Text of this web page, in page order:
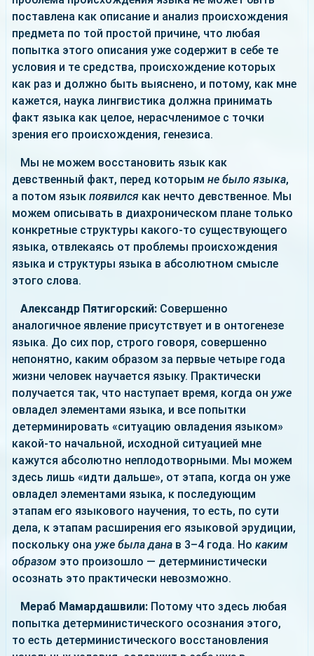
поставлена как описание и анализ происхождения
предмета по той простой причине, что любая
попытка этого описания уже содержит в себе те
условия и те средства, происхождение которых
как раз и должно быть выяснено, и потому, как мне
кажется, наука лингвистика должна принимать
факт языка как целое, нерасчленимое с точки
зрения его происхождения, генезиса.
Мы не можем восстановить язык как
девственный факт, перед которым не было языка,
а потом язык появился как нечто девственное. Мы
можем описывать в диахроническом плане только
конкретные структуры какого-то существующего
языка, отвлекаясь от проблемы происхождения
языка и структуры языка в абсолютном смысле
этого слова.
Александр Пятигорский: Совершенно
аналогичное явление присутствует и в онтогенезе
языка. До сих пор, строго говоря, совершенно
непонятно, каким образом за первые четыре года
жизни человек научается языку. Практически
получается так, что наступает время, когда он уже
овладел элементами языка, и все попытки
детерминировать «ситуацию овладения языком»
какой-то начальной, исходной ситуацией мне
кажутся абсолютно неплодотворными. Мы можем
здесь лишь «идти дальше», от этапа, когда он уже
овладел элементами языка, к последующим
этапам его языкового научения, то есть, по сути
дела, к этапам расширения его языковой эрудиции,
поскольку она уже была дана в 3–4 года. Но каким
образом это произошло — детерминистически
осознать это практически невозможно.
Мераб Мамардашвили: Потому что здесь любая
попытка детерминистического осознания этого,
то есть детерминистического восстановления